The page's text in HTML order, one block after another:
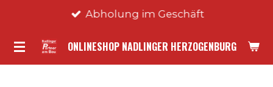
springen
ONLINESHOP NADLINGER HERZOGENBURG
Abholung im Geschäft